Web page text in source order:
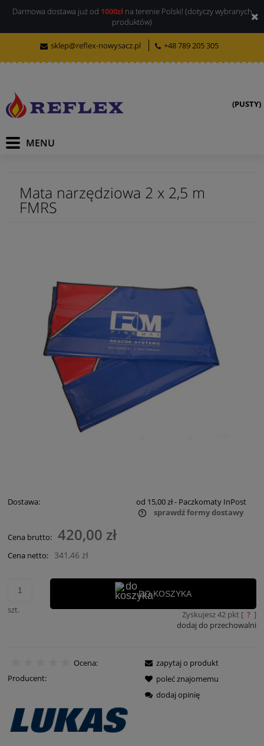
Darmowa dostawa już od 1000złna terenie Polski! (dotyczy wybranych
produktów)
sklep@reflex-nowysacz.pl +48 789 205 305
(PUSTY)
Mata narzędziowa 2 x 2,5 m
FMRS
Dostawa: od 15,00 zł- Paczkomaty InPost
sprawdź formy dostawy
Cena brutto: 420,00 zł
Cena netto: 341,46 zł
szt.
DO KOSZYKA
Zyskujesz42pkt [ ? ]
dodaj do przechowalni
Ocena:
Producent:
zapytaj o produkt
poleć znajomemu
dodaj opinię